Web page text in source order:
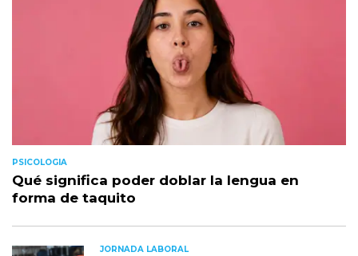
PSICOLOGIA
Qué significa poder doblar la lengua en
forma de taquito
JORNADA LABORAL